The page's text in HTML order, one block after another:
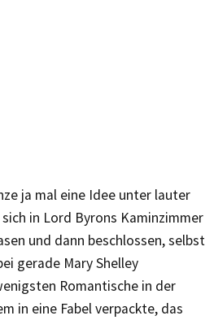
ja mal eine Idee unter lauter
in Lord Byrons Kaminzimmer
und dann beschlossen, selbst
gerade Mary Shelley
Romantische in der
in eine Fabel verpackte, das